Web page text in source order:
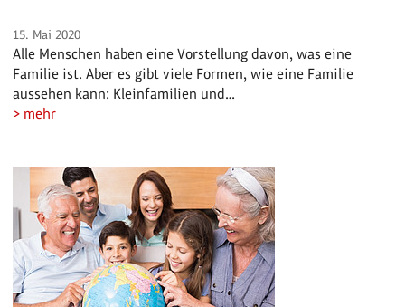
15. Mai 2020
Alle Menschen haben eine Vorstellung davon, was eine
Familie ist. Aber es gibt viele Formen, wie eine Familie
aussehen kann: Kleinfamilien und…
> mehr